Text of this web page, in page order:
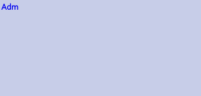
Adm